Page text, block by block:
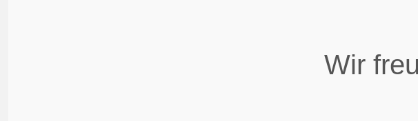
Wir